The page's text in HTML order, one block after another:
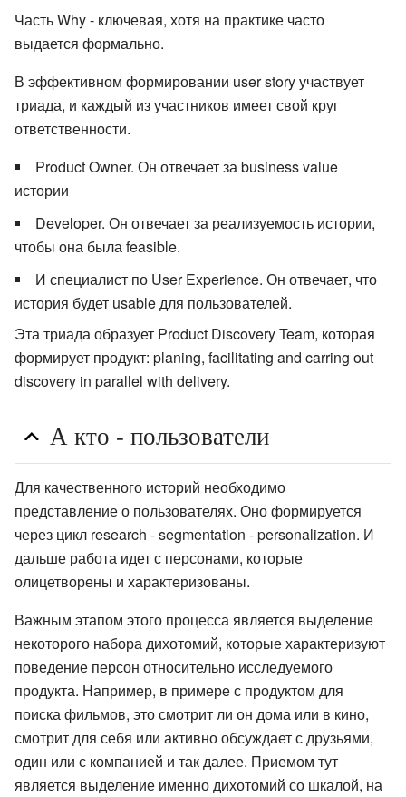
Часть Why - ключевая, хотя на практике часто
выдается формально.
В эффективном формировании user story участвует
триада, и каждый из участников имеет свой круг
ответственности.
Product Owner. Он отвечает за business value
истории
Developer. Он отвечает за реализуемость истории,
чтобы она была feasible.
И специалист по User Experience. Он отвечает, что
история будет usable для пользователей.
Эта триада образует Product Discovery Team, которая
формирует продукт: planing, facilitating and carring out
discovery in parallel with delivery.
А кто - пользователи
Для качественного историй необходимо
представление о пользователях. Оно формируется
через цикл research - segmentation - personalization. И
дальше работа идет с персонами, которые
олицетворены и характеризованы.
Важным этапом этого процесса является выделение
некоторого набора дихотомий, которые характеризуют
поведение персон относительно исследуемого
продукта. Например, в примере с продуктом для
поиска фильмов, это смотрит ли он дома или в кино,
смотрит для себя или активно обсуждает с друзьями,
один или с компанией и так далее. Приемом тут
является выделение именно дихотомий со шкалой, на